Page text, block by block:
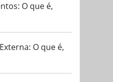
O que é,
O que é,